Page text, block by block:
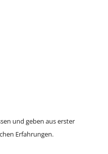
und geben aus erster
Erfahrungen.